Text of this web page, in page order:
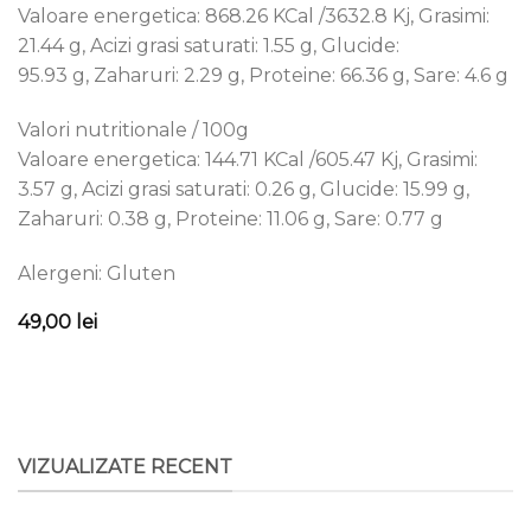
Valoare energetica: 868.26 KCal /3632.8 Kj, Grasimi:
21.44 g, Acizi grasi saturati: 1.55 g, Glucide:
95.93 g, Zaharuri: 2.29 g, Proteine: 66.36 g, Sare: 4.6 g
Valori nutritionale / 100g
Valoare energetica: 144.71 KCal /605.47 Kj, Grasimi:
3.57 g, Acizi grasi saturati: 0.26 g, Glucide: 15.99 g,
Zaharuri: 0.38 g, Proteine: 11.06 g, Sare: 0.77 g
Alergeni: Gluten
49,00 lei
VIZUALIZATE RECENT